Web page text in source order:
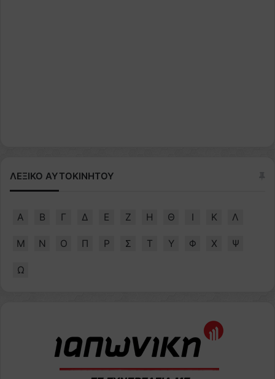
ΛΕΞΙΚΟ ΑΥΤΟΚΙΝΗΤΟΥ
Α Β Γ Δ Ε Ζ Η Θ Ι Κ Λ
Μ Ν Ο Π Ρ Σ Τ Υ Φ Χ Ψ
Ω